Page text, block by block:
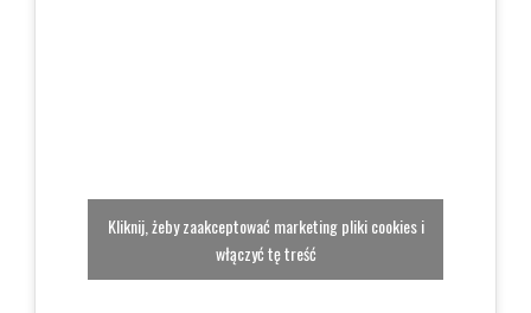
Kliknij, żeby zaakceptować marketing pliki cookies i
włączyć tę treść